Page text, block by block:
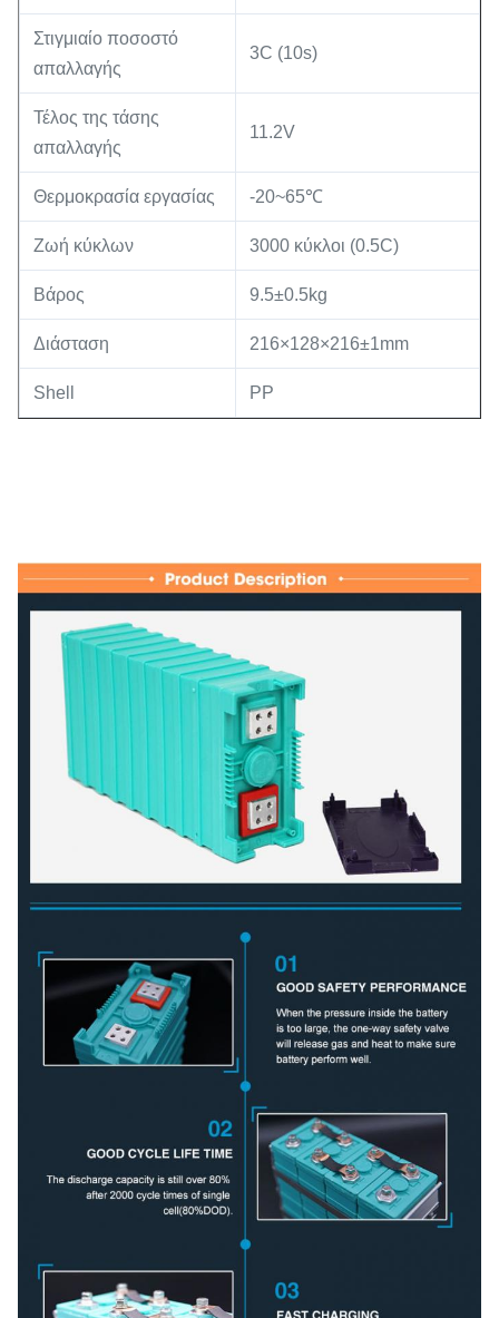
Στιγμιαίο ποσοστό
απαλλαγής
3C (10s)
Τέλος της τάσης
απαλλαγής
11.2V
Θερμοκρασία εργασίας -20~65℃
Ζωή κύκλων 3000 κύκλοι (0.5C)
Βάρος 9.5±0.5kg
Διάσταση 216×128×216±1mm
Shell PP